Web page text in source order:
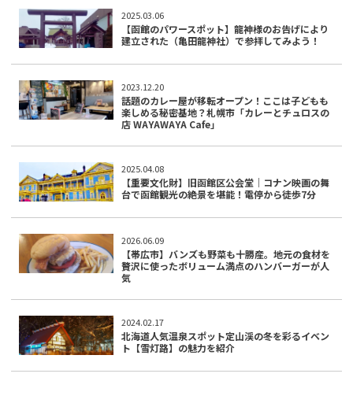
2025.03.06
【函館のパワースポット】龍神様のお告げにより
建立された（亀田龍神社）で参拝してみよう！
2023.12.20
話題のカレー屋が移転オープン！ここは子どもも
楽しめる秘密基地？札幌市「カレーとチュロスの
店 WAYAWAYA Cafe」
2025.04.08
【重要文化財】旧函館区公会堂｜コナン映画の舞
台で函館観光の絶景を堪能！電停から徒歩7分
2026.06.09
【帯広市】バンズも野菜も十勝産。地元の食材を
贅沢に使ったボリューム満点のハンバーガーが人
気
2024.02.17
北海道人気温泉スポット定山渓の冬を彩るイベン
ト【雪灯路】の魅力を紹介